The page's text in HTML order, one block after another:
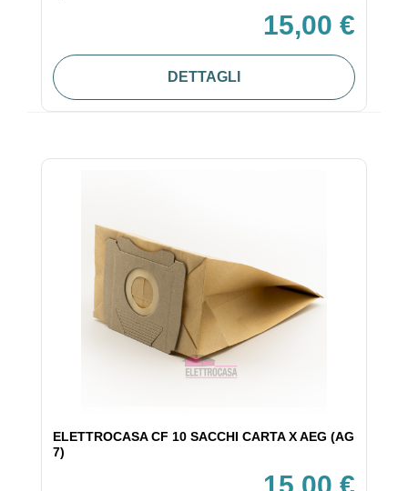
15,00 €
DETTAGLI
ELETTROCASA CF 10 SACCHI CARTA X AEG (AG
7)
15,00 €